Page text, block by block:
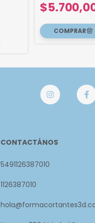
CONTACTÁNOS
5491126387010
1126387010